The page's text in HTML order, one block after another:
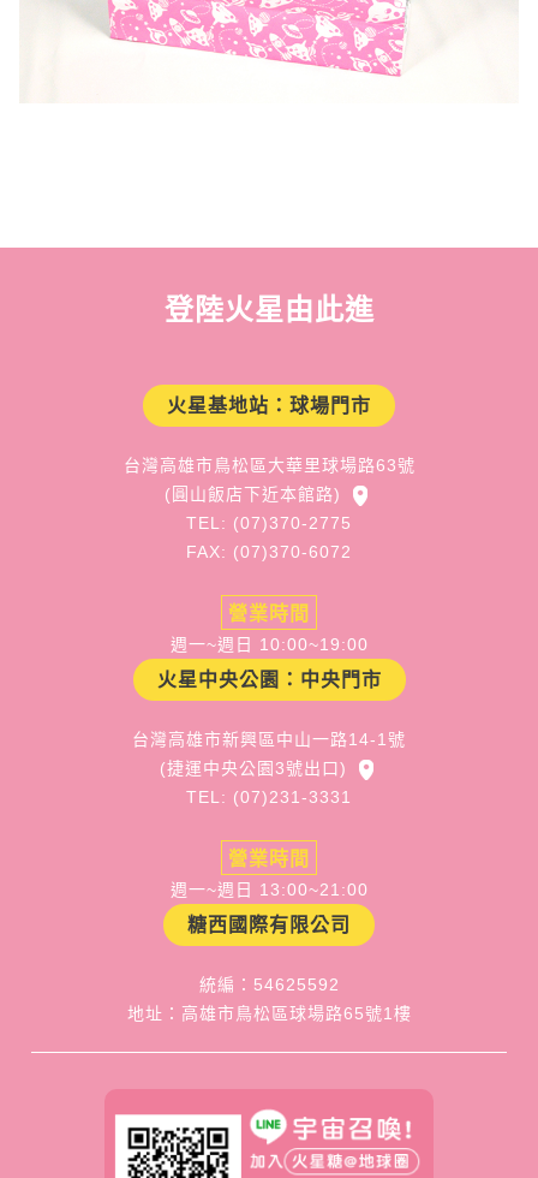
登陸火星由此進
火星基地站：球場門市
台灣高雄市鳥松區大華里球場路63號
(圓山飯店下近本館路)
TEL: (07)370-2775
FAX: (07)370-6072
營業時間
週一~週日 10:00~19:00
火星中央公園：中央門市
台灣高雄市新興區中山一路14-1號
(捷運中央公園3號出口)
TEL: (07)231-3331
營業時間
週一~週日 13:00~21:00
糖西國際有限公司
統編：54625592
地址：高雄市鳥松區球場路65號1樓